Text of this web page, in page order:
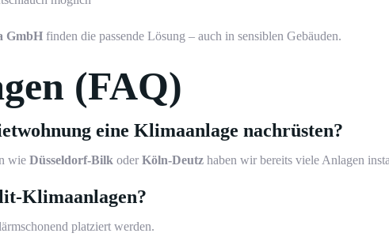
GmbH finden die passende Lösung – auch in sensiblen Gebäuden.
(FAQ)
eine Klimaanlage nachrüsten?
wie Düsseldorf-Bilk oder Köln-Deutz haben wir bereits viele Anlagen
Klimaanlagen?
platziert werden.